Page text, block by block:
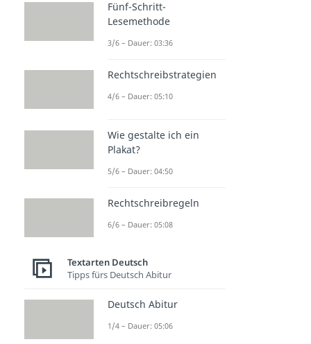
Fünf-Schritt-
Lesemethode
3/6 – Dauer: 03:36
Rechtschreibstrategien
4/6 – Dauer: 05:10
Wie gestalte ich ein
Plakat?
5/6 – Dauer: 04:50
Rechtschreibregeln
6/6 – Dauer: 05:08
Textarten Deutsch
Tipps fürs Deutsch Abitur
Deutsch Abitur
1/4 – Dauer: 05:06